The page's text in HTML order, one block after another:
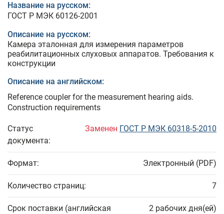
Название на русском:
ГОСТ Р МЭК 60126-2001
Описание на русском:
Камера эталонная для измерения параметров
реабилитационных слуховых аппаратов. Требования к
конструкции
Описание на английском:
Reference coupler for the measurement hearing aids.
Construction requirements
Статус
документа:
Заменен ГОСТ Р МЭК 60318-5-2010
Формат: Электронный (PDF)
Количество страниц: 7
Срок поставки (английская
2 рабочих дня(ей)